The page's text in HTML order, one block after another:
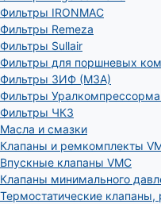
Фильтры IRONMAC
Фильтры Remeza
Фильтры Sullair
Фильтры для поршневых
Фильтры ЗИФ (МЗА)
Фильтры
Фильтры ЧКЗ
Масла и смазки
Клапаны и ремкомплекты
Впускные клапаны VMC
Клапаны минимального
Термостатические